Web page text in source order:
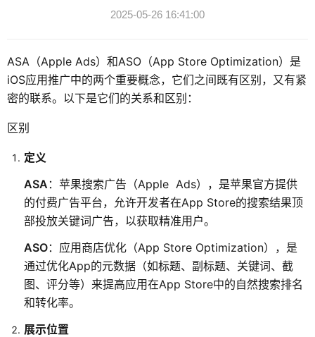
2025-05-26 16:41:00
ASA（Apple Ads）和ASO（App Store Optimization）是
iOS应用推广中的两个重要概念，它们之间既有区别，又有紧
密的联系。以下是它们的关系和区别：
区别
定义
ASA ：苹果搜索广告（Apple Ads），是苹果官方提供
的付费广告平台，允许开发者在App Store的搜索结果顶
部投放关键词广告，以获取精准用户。
ASO：应用商店优化（App Store Optimization），是
通过优化App的元数据（如标题、副标题、关键词、截
图、评分等）来提高应用在App Store中的自然搜索排名
和转化率。
展示位置